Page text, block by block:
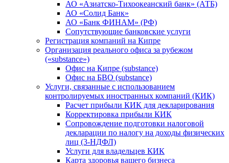
АО «Азиатско-Тихоокеанский банк» (АТБ)
АО «Солид Банк»
АО «Банк ФИНАМ» (РФ)
Сопутствующие банковские услуги
Регистрация компаний на Кипре
Организация реального офиса за рубежом
(«substance»)
Офис на Кипре (substance)
Офис на БВО (substance)
Услуги, связанные с использованием
контролируемых иностранных компаний (КИК)
Расчет прибыли КИК для декларирования
Корректировка прибыли КИК
Сопровождение подготовки налоговой
декларации по налогу на доходы физических
лиц (3-НДФЛ)
Услуги для владельцев КИК
Карта здоровья вашего бизнеса